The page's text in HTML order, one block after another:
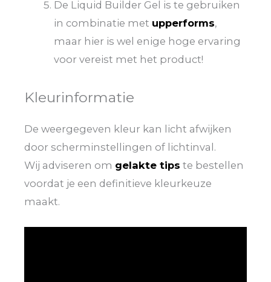
De Liquid Builder Gel is te gebruiken
in combinatie met upperforms,
maar hier is wel enige hoge ervaring
voor vereist met het product!
Kleurinformatie
De weergegeven kleur kan licht afwijken
door scherminstellingen of lichtinval.
Wij adviseren om gelakte tips te bestellen
voordat je een definitieve kleurkeuze
maakt.